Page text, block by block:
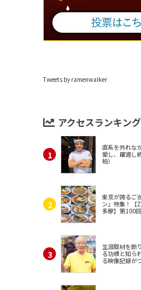
Tweets by ramenwalker
アクセスランキング
直系を外れな
愛し、躍進し
柏）
東京が誇るご
ン』特集！【
多摩】第100回
生涯取材を断
る功績と知ら
る映像記録が